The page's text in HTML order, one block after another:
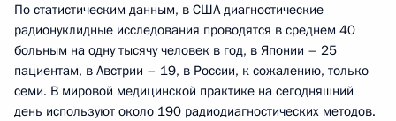
По статистическим данным, в США диагностические
радионуклидные исследования проводятся в среднем 40
больным на одну тысячу человек в год, в Японии – 25
пациентам, в Австрии – 19, в России, к сожалению, только
семи. В мировой медицинской практике на сегодняшний
день используют около 190 радиодиагностических методов.